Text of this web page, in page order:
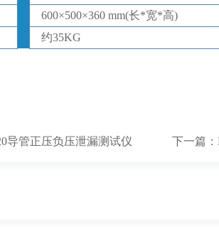
600×500×360 mm(长*宽*高)
约35KG
导管正压负压泄漏测试仪 下一篇：